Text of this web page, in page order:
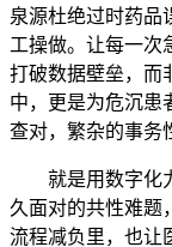
泉源杜绝过时药品
工操做。让每一次
打破数据壁垒，而
中，更是为危沉患
查对，繁杂的事务
就是用数字化力
久面对的共性难题
流程减负里，也让